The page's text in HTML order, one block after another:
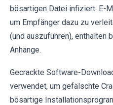
bösartigen Datei infiziert. E-
um Empfänger dazu zu
(und auszuführen), enthalten
Anhänge.
Gecrackte Software-
verwendet, um gefälschte
bösartige